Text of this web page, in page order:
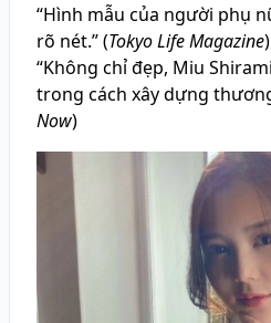
“Hình mẫu của người phụ
rõ nét.” (Tokyo Life Magazine)
“Không chỉ đẹp, Miu
trong cách xây dựng
Now)